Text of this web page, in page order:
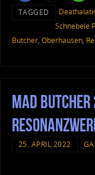
TAGGED
Schnebele
Butcher, Oberhausen,
Mad Butcher
25. APRIL 2022